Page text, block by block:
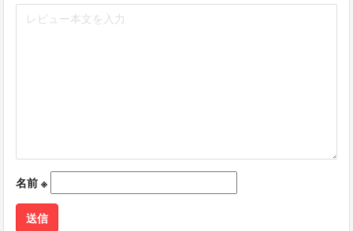
名前 ※